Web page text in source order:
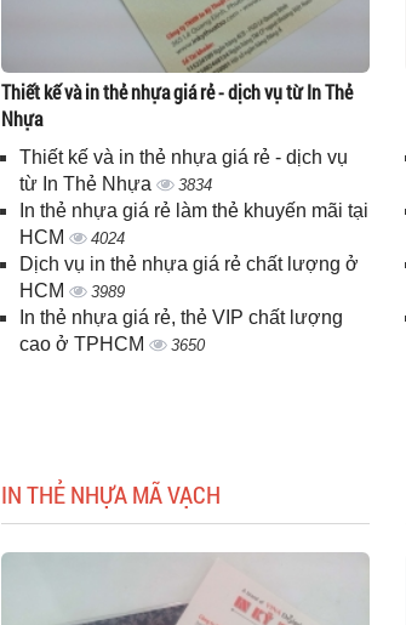
Thiết kế và in thẻ nhựa giá rẻ - dịch vụ từ In Thẻ
Nhựa
Thiết kế và in thẻ nhựa giá rẻ - dịch vụ
từ In Thẻ Nhựa
3834
In thẻ nhựa giá rẻ làm thẻ khuyến mãi tại
HCM
4024
Dịch vụ in thẻ nhựa giá rẻ chất lượng ở
HCM
3989
In thẻ nhựa giá rẻ, thẻ VIP chất lượng
cao ở TPHCM
3650
IN THẺ NHỰA MÃ VẠCH